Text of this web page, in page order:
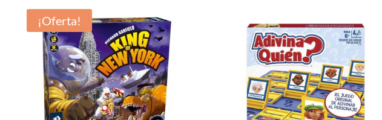
¡Oferta!